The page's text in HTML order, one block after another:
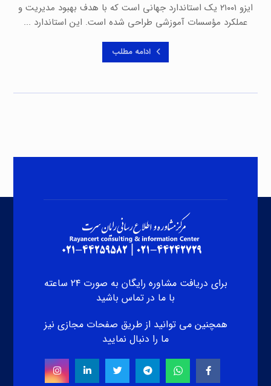
ایزو ۲۱۰۰۱ یک استاندارد جهانی است که با هدف بهبود مدیریت و
عملکرد مؤسسات آموزشی طراحی شده است. این استاندارد ...
ادامه مطلب
برای دریافت مشاوره رایگان به صورت ۲۴ ساعته
با ما در تماس باشید
همچنین می توانید از طریق صفحات مجازی نیز
ما را دنبال نمایید